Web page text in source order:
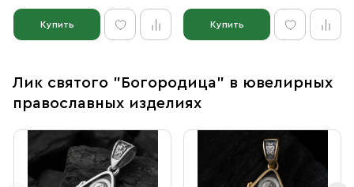
Купить Купить
Лик святого "Богородица" в ювелирных
православных изделиях